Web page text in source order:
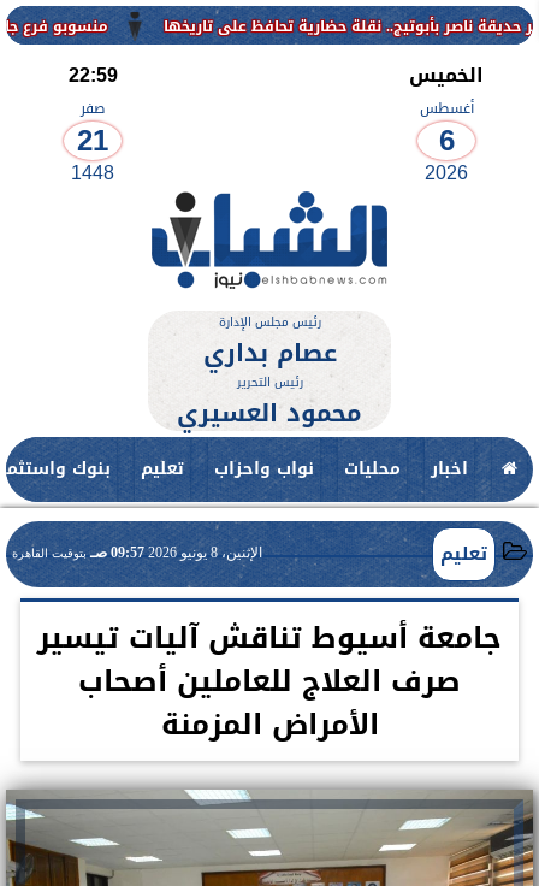
منسوبو فرع جامعة الأزهر
الخميس
أغسطس
6
2026
22:59
صفر
21
1448
رئيس مجلس الإدارة
عصام بداري
رئيس التحرير
محمود العسيري
اخبار محليات نواب واحزاب تعليم بنوك
تعليم الإثنين، 8 يونيو 2026 09:57 صـ بتوقيت القاهرة
جامعة أسيوط تناقش آليات تيسير
صرف العلاج للعاملين أصحاب
الأمراض المزمنة